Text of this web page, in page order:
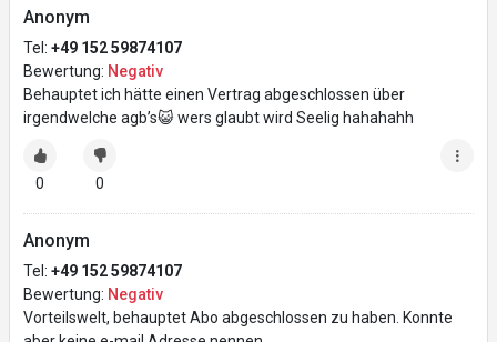
Anonym
Tel: +49 152 59874107
Bewertung: Negativ
Behauptet ich hätte einen Vertrag abgeschlossen über
irgendwelche agb’s😺 wers glaubt wird Seelig hahahahh
0 0
Anonym
Tel: +49 152 59874107
Bewertung: Negativ
Vorteilswelt, behauptet Abo abgeschlossen zu haben. Konnte